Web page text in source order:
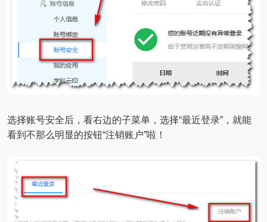
选择账号安全后，看右边的子菜单，选择“最近登录”，就能
看到不那么明显的按钮“注销账户”啦！